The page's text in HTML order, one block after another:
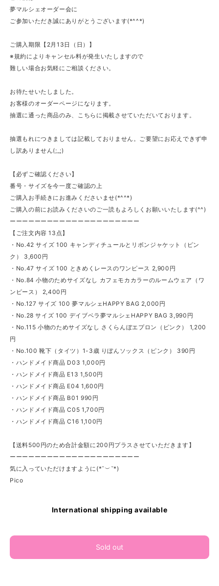
夢マルシェオーダー会に
ご参加いただき誠にありがとうございます(*^^*)
ご購入期限【2月13日（日）】
※規約によりキャンセル料が発生いたしますので
難しい場合お気軽にご相談ください。
お待たせいたしました。
お客様のオーダーページになります。
抽選に通った商品のみ、こちらに掲載させていただいております。
抽選もれにつきましては記載しておりません。ご要望にお応えできず申
し訳ありません(;_;)
【必ずご確認ください】
番号・サイズを今一度ご確認の上
ご購入お手続きにお進みくださいませ(*^^*)
ご購入の前にお読みくださいのご一読もよろしくお願いいたします(^^)
ーーーーーーーーーーーーーーーーーーーーー
【ご注文内容 13点】
・No.42 サイズ 100 キャンディチュールとリボンジャケット（ピン
ク） 3,600円
・No.47 サイズ 100 ときめくレースのワンピース 2,900円
・No.84 小物のためサイズなし カフェモカカラーのルームウェア（ワ
ンピース） 2,400円
・No.127 サイズ 100 夢マルシェHAPPY BAG 2,000円
・No.28 サイズ 100 デイブベラ夢マルシェHAPPY BAG 3,990円
・No.115 小物のためサイズなし さくらんぼエプロン（ピンク） 1,200
円
・No.100 靴下（タイツ）1-3歳 りぼんソックス（ピンク） 390円
・ハンドメイド商品 D03 1,000円
・ハンドメイド商品 E13 1,500円
・ハンドメイド商品 E04 1,600円
・ハンドメイド商品 B01 990円
・ハンドメイド商品 C05 1,700円
・ハンドメイド商品 C16 1,100円
【送料500円のため合計金額に200円プラスさせていただきます】
ーーーーーーーーーーーーーーーーーーーーー
気に入っていただけますように(*˘︶˘*)
Pico
International shipping available
Sold out